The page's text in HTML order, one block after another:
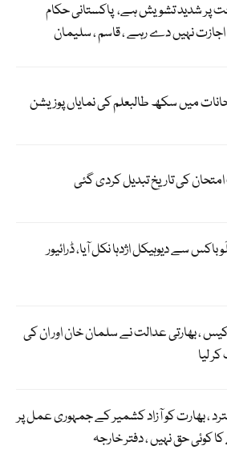
پر شدید تشویش ہے، پاکستانی حکام
نہیں دے رہے ، قاسم ، سلیمان
میں سکھ طالبعلم کی نمایاں پوزیشن
کی تاریخ تبدیل کردی گئی
سے دیوہیکل اژدہا نکل آیا، ڈرائیور
، بھارتی عدالت نے سلمان خان اور ان کی
لیا
، بھارت کو آزاد کشمیر کے جمہوری عمل پر
کوئی حق نہیں ، دفتر خارجہ